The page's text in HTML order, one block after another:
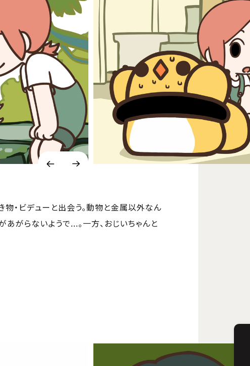
・ビデューと出会う。動物と金属以外なん
がらないようで...。一方、おじいちゃんと